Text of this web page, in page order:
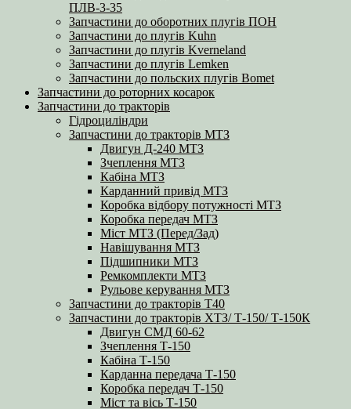
ПЛВ-3-35
Запчастини до оборотних плугів ПОН
Запчастини до плугів Kuhn
Запчастини до плугів Kverneland
Запчастини до плугів Lemken
Запчастини до польских плугів Bomet
Запчастини до роторних косарок
Запчастини до тракторів
Гідроциліндри
Запчастини до тракторів МТЗ
Двигун Д-240 МТЗ
Зчеплення МТЗ
Кабіна МТЗ
Карданний привід МТЗ
Коробка відбору потужності МТЗ
Коробка передач МТЗ
Міст МТЗ (Перед/Зад)
Навішування МТЗ
Підшипники МТЗ
Ремкомплекти МТЗ
Рульове керування МТЗ
Запчастини до тракторів Т40
Запчастини до тракторів ХТЗ/ Т-150/ Т-150К
Двигун СМД 60-62
Зчеплення Т-150
Кабіна Т-150
Карданна передача Т-150
Коробка передач Т-150
Міст та вісь Т-150